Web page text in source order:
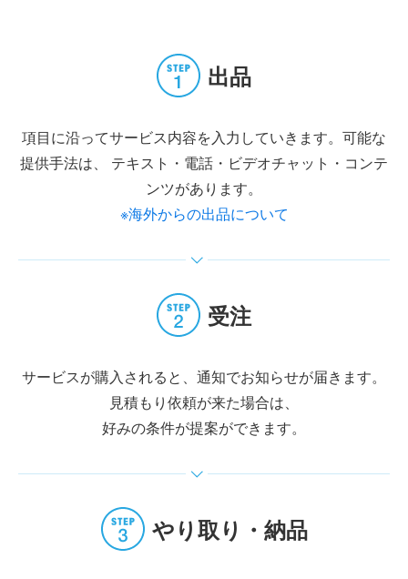
出品
項目に沿ってサービス内容を入力していきます。可能な
提供手法は、 テキスト・電話・ビデオチャット・コンテ
ンツがあります。
※海外からの出品について
受注
サービスが購入されると、通知でお知らせが届きます。
見積もり依頼が来た場合は、
好みの条件が提案ができます。
やり取り・納品